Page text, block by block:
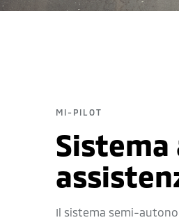
MI-PILOT
Sistema
Il sistema semi-